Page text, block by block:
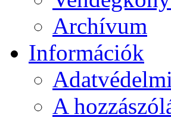
Archívum
Információk
A